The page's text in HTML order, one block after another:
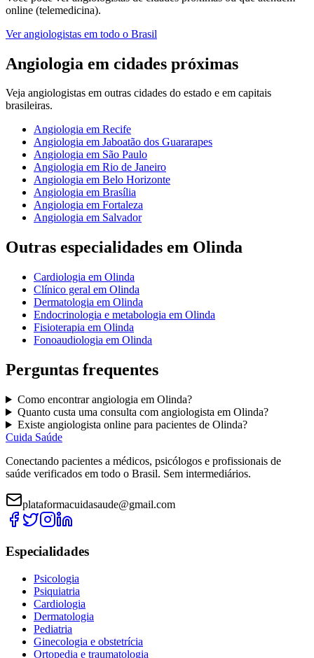
online (telemedicina).
Verangiologistas em todo o Brasil
Angiologia em cidades próximas
Veja angiologistas em outras cidades do estado e em capitais
brasileiras.
Angiologia em Recife
Angiologia em Jaboatão dos Guararapes
Angiologia em São Paulo
Angiologia em Rio de Janeiro
Angiologia em Belo Horizonte
Angiologia em Brasília
Angiologia em Fortaleza
Angiologia em Salvador
Outras especialidades em Olinda
Cardiologia em Olinda
Clínico geral em Olinda
Dermatologia em Olinda
Endocrinologia e metabologia em Olinda
Fisioterapia em Olinda
Fonoaudiologia em Olinda
Perguntas frequentes
Como encontrarangiologia em Olinda?
Quanto custa uma consulta com angiologista em Olinda?
Existe angiologista online para pacientes de Olinda?
Cuida Saúde
Conectando pacientes a médicos, psicólogos e profissionais de
saúde verificados em todo o Brasil. Sem intermediários.
plataformacuidasaude@gmail.com
Especialidades
Psicologia
Psiquiatria
Cardiologia
Dermatologia
Pediatria
Ginecologia e obstetrícia
Ortopedia e traumatologia